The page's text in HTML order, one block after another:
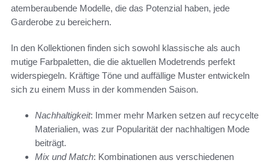
atemberaubende Modelle, die das Potenzial haben, jede
Garderobe zu bereichern.
In den Kollektionen finden sich sowohl klassische als auch
mutige Farbpaletten, die die aktuellen Modetrends perfekt
widerspiegeln. Kräftige Töne und auffällige Muster entwickeln
sich zu einem Muss in der kommenden Saison.
Nachhaltigkeit: Immer mehr Marken setzen auf recycelte
Materialien, was zur Popularität der nachhaltigen Mode
beiträgt.
Mix und Match: Kombinationen aus verschiedenen